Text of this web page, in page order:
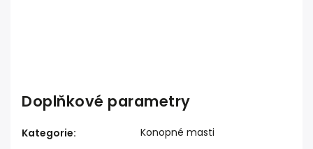
Doplňkové parametry
Kategorie:
Konopné masti